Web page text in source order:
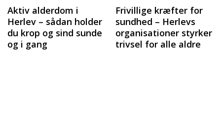
Aktiv alderdom i
Herlev – sådan holder
du krop og sind sunde
og i gang
Frivillige kræfter for
sundhed – Herlevs
organisationer styrker
trivsel for alle aldre